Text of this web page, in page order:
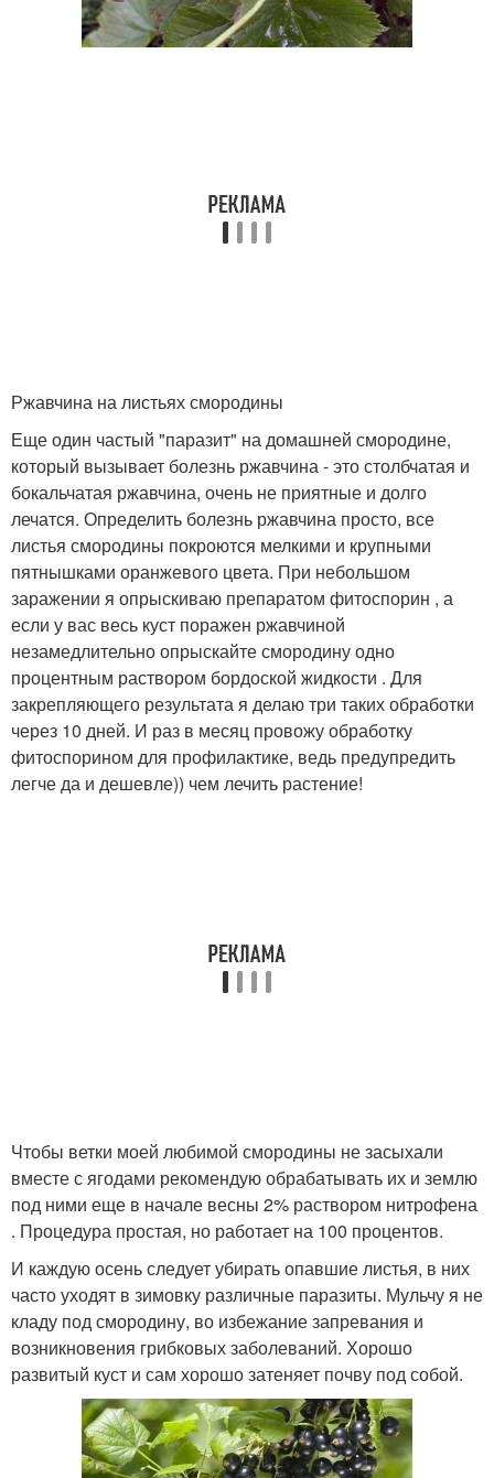
Ржавчина на листьях смородины
Еще один частый "паразит" на домашней смородине,
который вызывает болезнь ржавчина - это столбчатая и
бокальчатая ржавчина, очень не приятные и долго
лечатся. Определить болезнь ржавчина просто, все
листья смородины покроются мелкими и крупными
пятнышками оранжевого цвета. При небольшом
заражении я опрыскиваю препаратом фитоспорин , а
если у вас весь куст поражен ржавчиной
незамедлительно опрыскайте смородину одно
процентным раствором бордоской жидкости . Для
закрепляющего результата я делаю три таких обработки
через 10 дней. И раз в месяц провожу обработку
фитоспорином для профилактике, ведь предупредить
легче да и дешевле)) чем лечить растение!
Чтобы ветки моей любимой смородины не засыхали
вместе с ягодами рекомендую обрабатывать их и землю
под ними еще в начале весны 2% раствором нитрофена
. Процедура простая, но работает на 100 процентов.
И каждую осень следует убирать опавшие листья, в них
часто уходят в зимовку различные паразиты. Мульчу я не
кладу под смородину, во избежание запревания и
возникновения грибковых заболеваний. Хорошо
развитый куст и сам хорошо затеняет почву под собой.